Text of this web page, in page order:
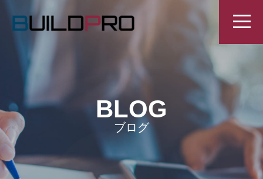
BLOG
ブログ